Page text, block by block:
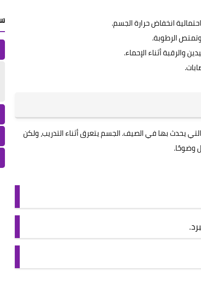
انخفاض حرارة الجسم.
الرطوبة.
والرقبة أثناء الإحماء.
يحدث بها في الصيف. الجسم يتعرق أثناء التدريب، ولكن
وضوحًا.